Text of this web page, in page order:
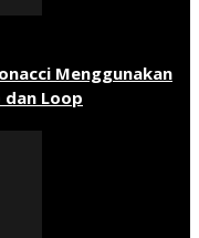
Menggunakan
Loop